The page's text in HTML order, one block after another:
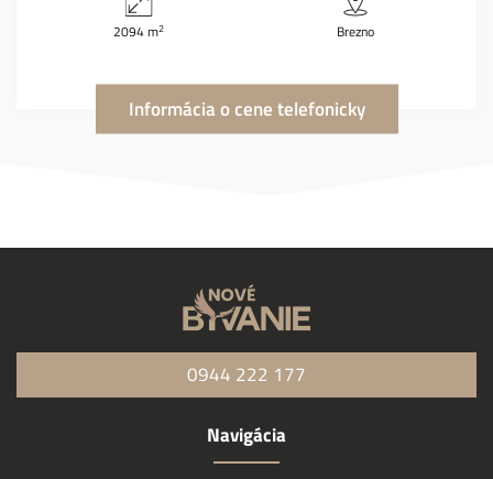
2094 m2 Brezno
Informácia o cene telefonicky
0944 222 177
Navigácia